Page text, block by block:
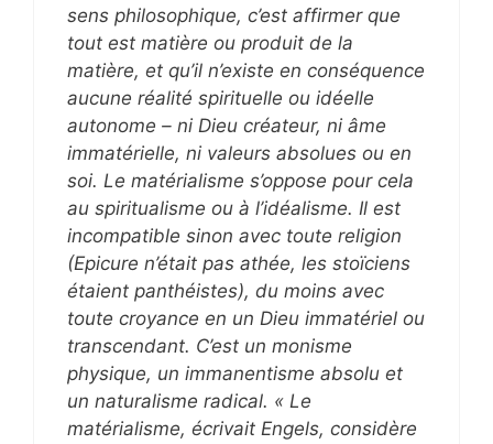
sens philosophique, c’est affirmer que
tout est matière ou produit de la
matière, et qu’il n’existe en conséquence
aucune réalité spirituelle ou idéelle
autonome – ni Dieu créateur, ni âme
immatérielle, ni valeurs absolues ou en
soi. Le matérialisme s’oppose pour cela
au spiritualisme ou à l’idéalisme. Il est
incompatible sinon avec toute religion
(Epicure n’était pas athée, les stoïciens
étaient panthéistes), du moins avec
toute croyance en un Dieu immatériel ou
transcendant. C’est un monisme
physique, un immanentisme absolu et
un naturalisme radical. « Le
matérialisme, écrivait Engels, considère